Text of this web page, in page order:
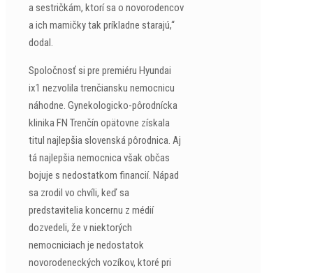
a sestričkám, ktorí sa o novorodencov
a ich mamičky tak príkladne starajú,“
dodal.
Spoločnosť si pre premiéru Hyundai
ix1 nezvolila trenčiansku nemocnicu
náhodne. Gynekologicko-pôrodnícka
klinika FN Trenčín opätovne získala
titul najlepšia slovenská pôrodnica. Aj
tá najlepšia nemocnica však občas
bojuje s nedostatkom financií. Nápad
sa zrodil vo chvíli, keď sa
predstavitelia koncernu z médií
dozvedeli, že v niektorých
nemocniciach je nedostatok
novorodeneckých vozíkov, ktoré pri